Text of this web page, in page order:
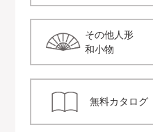
その他人形
和小物
無料カタログ